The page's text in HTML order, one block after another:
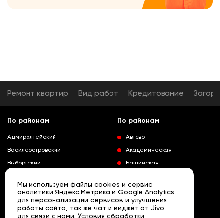
Ремонт квартир Вид работ Кредитование
По районам
Адмиралтейский
Василеостровский
Выборгский
Колпинский
Красногвардейский
Краносельский
По районам
Автово
Академическая
Балтийская
Выборгская
Гражданский проспект
Девяткино
Мы используем файлы cookies и сервис
аналитики Яндекс.Метрика и Google Analytics
для персонализации сервисов и улучшения
работы сайта, так же чат и виджет от Jivo
для связи с нами. Условия обработки